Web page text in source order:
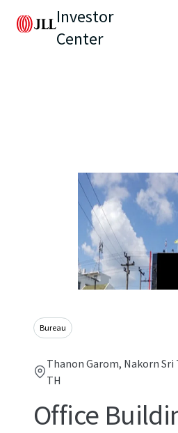
Investor
Center
Bureau
Thanon Garom, Nakorn
TH
Office